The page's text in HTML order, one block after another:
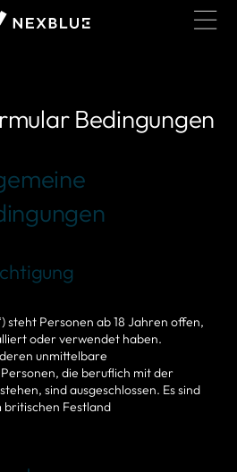
Bedingungen
steht Personen ab 18 Jahren offen,
oder verwendet haben.
unmittelbare
die beruflich mit der
sind ausgeschlossen. Es sind
britischen Festland